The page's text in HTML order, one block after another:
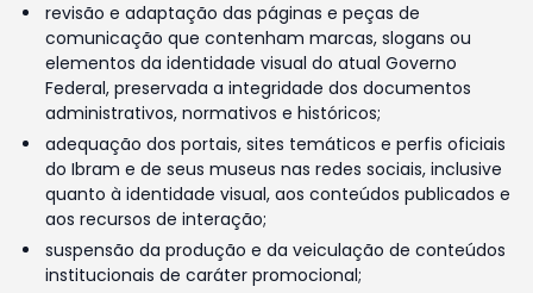
revisão e adaptação das páginas e peças de
comunicação que contenham marcas, slogans ou
elementos da identidade visual do atual Governo
Federal, preservada a integridade dos documentos
administrativos, normativos e históricos;
adequação dos portais, sites temáticos e perfis oficiais
do Ibram e de seus museus nas redes sociais, inclusive
quanto à identidade visual, aos conteúdos publicados e
aos recursos de interação;
suspensão da produção e da veiculação de conteúdos
institucionais de caráter promocional;